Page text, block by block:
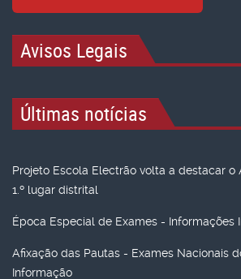
Avisos Legais
Últimas notícias
Projeto Escola Electrão volta a destacar
1.º lugar distrital
Época Especial de Exames - Informações
Afixação das Pautas - Exames Nacionais
Informação